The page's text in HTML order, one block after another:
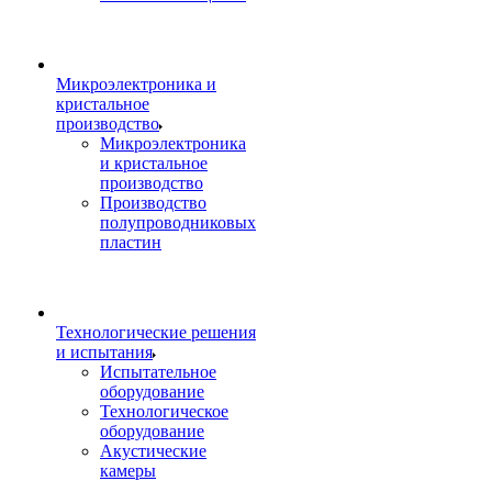
Микроэлектроника и
кристальное
производство
Микроэлектроника
и кристальное
производство
Производство
полупроводниковых
пластин
Технологические решения
и испытания
Испытательное
оборудование
Технологическое
оборудование
Акустические
камеры